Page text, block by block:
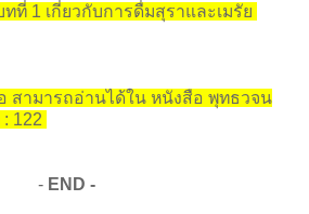
ที่ 1 เกี่ยวกับการดื่มสุราและเมรัย
สามารถอ่านได้ใน หนังสือ พุทธวจน
122
-END -